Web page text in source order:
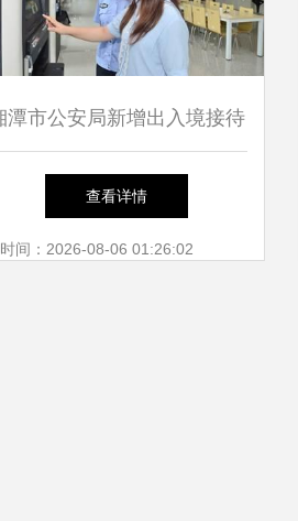
潭市公安局新增出入境接待
大厅正式启用，入境旅游服务
再升级
查看详情
间：2026-08-06 01:26:02